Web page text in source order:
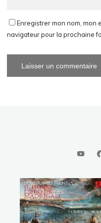
Enregistrer mon nom, mon
navigateur pour la prochaine